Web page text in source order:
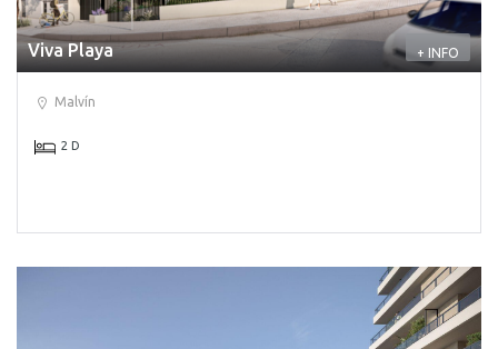
Viva Playa + INFO
Malvín
2 D